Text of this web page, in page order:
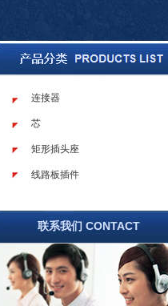
连接器
芯
矩形插头座
线路板插件
联系我们 CONTACT